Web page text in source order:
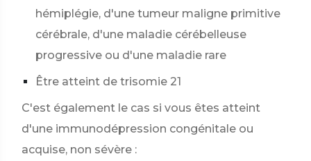
hémiplégie, d'une tumeur maligne primitive
cérébrale, d'une maladie cérébelleuse
progressive ou d'une maladie rare
Être atteint de trisomie 21
C'est également le cas si vous êtes atteint
d'une immunodépression congénitale ou
acquise, non sévère :